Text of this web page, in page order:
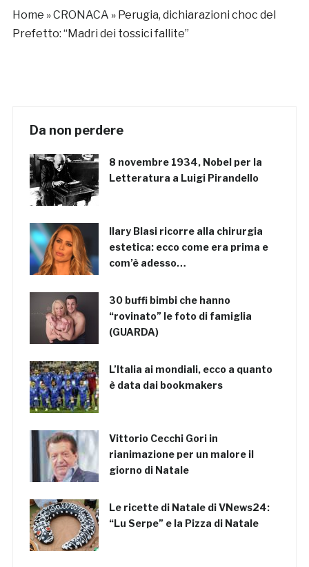
Home »CRONACA » Perugia, dichiarazioni choc del
Prefetto: “Madri dei tossici fallite”
Da non perdere
8 novembre 1934, Nobel per la
Letteratura a Luigi Pirandello
Ilary Blasi ricorre alla chirurgia
estetica: ecco come era prima e
com’è adesso…
30 buffi bimbi che hanno
“rovinato” le foto di famiglia
(GUARDA)
L’Italia ai mondiali, ecco a quanto
è data dai bookmakers
Vittorio Cecchi Gori in
rianimazione per un malore il
giorno di Natale
Le ricette di Natale di VNews24:
“Lu Serpe” e la Pizza di Natale